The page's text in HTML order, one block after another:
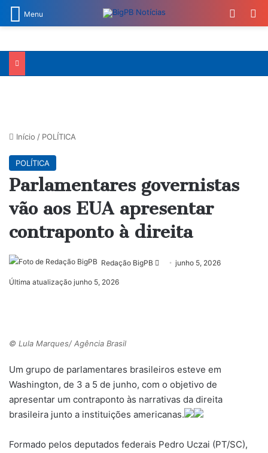
Menu
Início / POLÍTICA
POLÍTICA
Parlamentares governistas
vão aos EUA apresentar
contraponto à direita
Redação BigPB
Mandejunho 5, 2026
Última atualização junho 5, 2026
© Lula Marques/ Agência Brasil
Um grupo de parlamentares brasileiros esteve em
Washington, de 3 a 5 de junho, com o objetivo de
apresentar um contraponto às narrativas da direita
brasileira junto a instituições americanas.
Formado pelos deputados federais Pedro Uczai (PT/SC),